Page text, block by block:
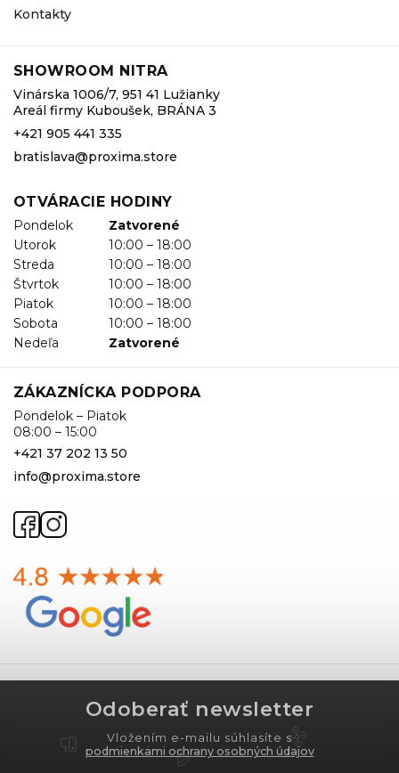
Kontakty
SHOWROOM NITRA
Vinárska 1006/7, 951 41 Lužianky
Areál firmy Kuboušek, BRÁNA 3
+421 905 441 335
bratislava@proxima.store
OTVÁRACIE HODINY
Pondelok
Zatvorené
Utorok
10:00 – 18:00
Streda
10:00 – 18:00
Štvrtok
10:00 – 18:00
Piatok
10:00 – 18:00
Sobota
10:00 – 18:00
Nedeľa
Zatvorené
ZÁKAZNÍCKA PODPORA
Pondelok – Piatok
08:00 – 15:00
+421 37 202 13 50
info@proxima.store
Odoberať newsletter
Vložením e-mailu súhlasíte s
podmienkami ochrany osobných údajov